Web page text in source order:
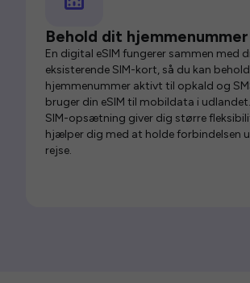
Behold dit
En digital eSIM fungerer sammen med
eksisterende SIM-kort, så du kan
hjemmenummer aktivt til opkald og
bruger din eSIM til mobildata i
SIM-opsætning giver dig større
hjælper dig med at holde forbindelsen
rejse.